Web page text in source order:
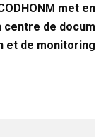
met en
centre de docum
et de monitoring